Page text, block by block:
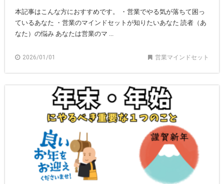
本記事はこんな方におすすめです。 ・営業でやる気が落ちて困っ
ているあなた ・営業のマインドセットが知りたいあなた 読者（あ
なた）の悩み あなたは営業のマ ...
2026/01/01 営業マインドセット